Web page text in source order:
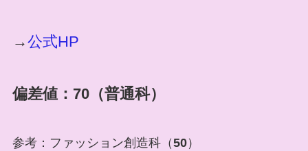
→公式HP
偏差値：70（普通科）
参考：ファッション創造科（50）